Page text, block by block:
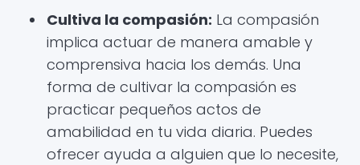
Cultiva la compasión: La compasión
implica actuar de manera amable y
comprensiva hacia los demás. Una
forma de cultivar la compasión es
practicar pequeños actos de
amabilidad en tu vida diaria. Puedes
ofrecer ayuda a alguien que lo necesite,